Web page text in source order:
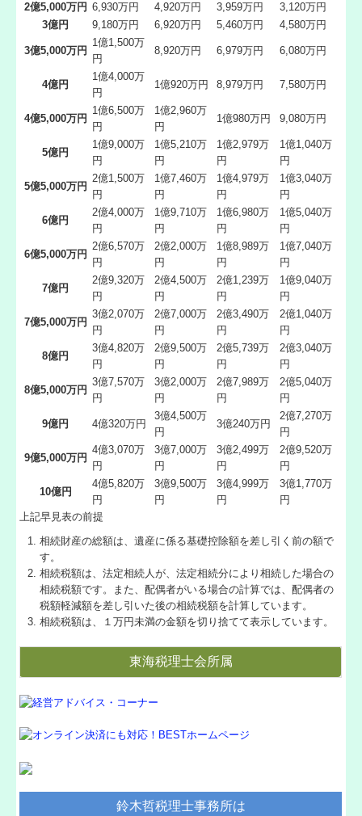
東海税理士会所属
鈴木哲税理士事務所は
2億5,000万円 6,930万円 4,920万円 3,959万円
3,120万円
3億円
9,180万円 6,920万円 5,460万円 4,580万円
3億5,000万円
1億1,500万
円
8,920万円 6,979万円 6,080万円
4億円
1億4,000万
円
1億920万円 8,979万円 7,580万円
4億5,000万円
1億6,500万
円
1億2,960万
円
1億980万円 9,080万円
5億円
1億9,000万
円
1億5,210万
円
1億2,979万
円
1億1,040万
円
5億5,000万円
2億1,500万
円
1億7,460万
円
1億4,979万
円
1億3,040万
円
6億円
2億4,000万
円
1億9,710万
円
1億6,980万
円
1億5,040万
円
6億5,000万円
2億6,570万
円
2億2,000万
円
1億8,989万
円
1億7,040万
円
7億円
2億9,320万
円
2億4,500万
円
2億1,239万
円
1億9,040万
円
7億5,000万円
3億2,070万
円
2億7,000万
円
2億3,490万
円
2億1,040万
円
8億円
3億4,820万
円
2億9,500万
円
2億5,739万
円
2億3,040万
円
8億5,000万円
3億7,570万
円
3億2,000万
円
2億7,989万
円
2億5,040万
円
9億円 4億320万円
3億4,500万
円
3億240万円
2億7,270万
円
9億5,000万円
4億3,070万
円
3億7,000万
円
3億2,499万
円
2億9,520万
円
10億円
4億5,820万
円
3億9,500万
円
3億4,999万
円
3億1,770万
円
上記早見表の前提
相続財産の総額は、遺産に係る基礎控除額を差し引く前の額で
す。
相続税額は、法定相続人が、法定相続分により相続した場合の
相続税額です。また、配偶者がいる場合の計算では、配偶者の
税額軽減額を差し引いた後の相続税額を計算しています。
相続税額は、１万円未満の金額を切り捨てて表示しています。